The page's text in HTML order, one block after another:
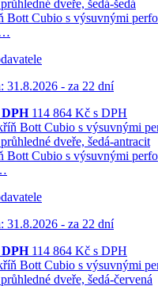
Bott Cubio s výsuvnými
: 31.8.2026 - za 22 dní
DPH 114 864 Kč s DPH
Bott Cubio s výsuvnými
: 31.8.2026 - za 22 dní
DPH 114 864 Kč s DPH